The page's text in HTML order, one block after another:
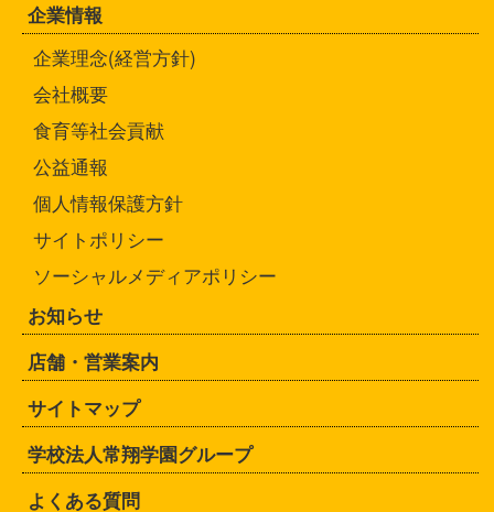
企業情報
企業理念(経営方針)
会社概要
食育等社会貢献
公益通報
個人情報保護方針
サイトポリシー
ソーシャルメディアポリシー
お知らせ
店舗・営業案内
サイトマップ
学校法人常翔学園グループ
よくある質問